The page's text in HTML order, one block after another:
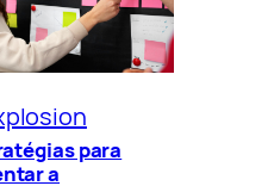
para
a